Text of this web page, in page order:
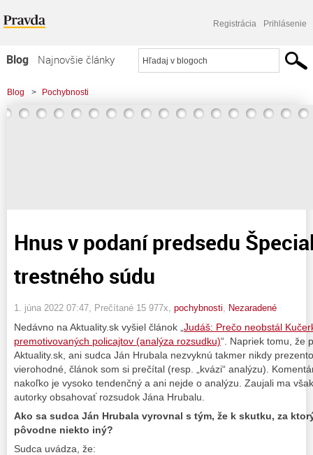
Registrácia Prihlásenie
Blog
Najnovšie články
Najčítanejšie články
Najkomentovanejšie články
Blog > Pochybnosti
> Hnus v podaní predsedu Špecializovaného trestného súdu
Hnus v podaní predsedu
trestného súdu
1. júna 2022 07:47 , Prečítané 15 977x, pochybnosti Nezaradené
Nedávno na Aktuality.sk vyšiel článok „ Judáš: Prečo neobstál
premotivovaných policajtov (analýza rozsudku)“. Napriek tomu, že
Aktuality.sk, ani sudca Ján Hrubala nezvyknú takmer nikdy
vierohodné, článok som si prečítal (resp. „kvázi“ analýzu).
nakoľko je vysoko tendenčný a ani nejde o analýzu. Zaujali ma
autorky obsahovať rozsudok Jána Hrubalu.
Ako sa sudca Ján Hrubala vyrovnal s tým, že k skutku, za
pôvodne niekto iný?
Sudca uvádza, že: